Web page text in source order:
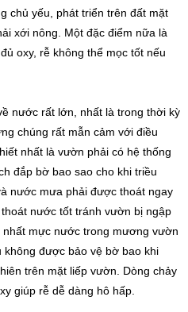
chủ yếu, phát triển trên đất mặt
xới nông. Một đặc điểm nữa là
oxy, rễ không thể mọc tốt nếu
nước rất lớn, nhất là trong thời kỳ
chúng rất mẫn cảm với điều
nhất là vườn phải có hệ thống
đắp bờ bao sao cho khi triều
nước mưa phải được thoát ngay
nước tốt tránh vườn bị ngập
mực nước trong mương vườn
không được bảo vệ bờ bao khi
trên mặt liếp vườn. Dòng chảy
giúp rễ dễ dàng hô hấp.